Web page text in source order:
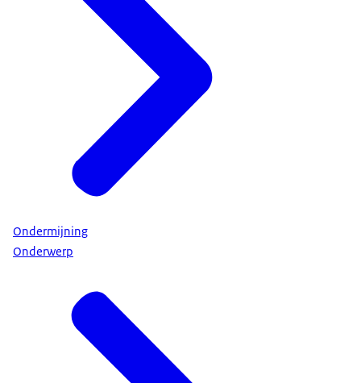
Ondermijning
Onderwerp